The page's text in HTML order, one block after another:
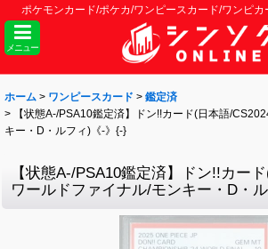
ポケモンカード/ポケカ/ワンピースカード/ワンピ
メニュー
ホーム > ワンピースカード > 鑑定済
>
【状態A-/PSA10鑑定済】ドン!!カード(日本語/
キー・D・ルフィ)《-》{-}
【状態A-/PSA10鑑定済】ドン!!カー
ワールドファイナル/モンキー・D・